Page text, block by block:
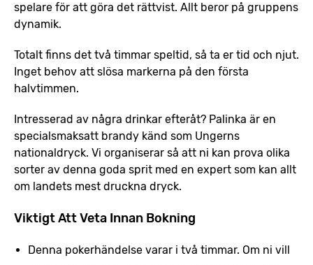
spelare för att göra det rättvist. Allt beror på gruppens
dynamik.
Totalt finns det två timmar speltid, så ta er tid och njut.
Inget behov att slösa markerna på den första
halvtimmen.
Intresserad av några drinkar efteråt? Palinka är en
specialsmaksatt brandy känd som Ungerns
nationaldryck. Vi organiserar så att ni kan prova olika
sorter av denna goda sprit med en expert som kan allt
om landets mest druckna dryck.
Viktigt Att Veta Innan Bokning
Denna pokerhändelse varar i två timmar. Om ni vill